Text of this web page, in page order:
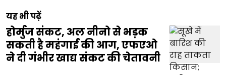
यह भी पढ़ें
होर्मुज संकट, अल नीनो से भड़क
सकती है महंगाई की आग, एफएओ
ने दी गंभीर खाद्य संकट की चेतावनी